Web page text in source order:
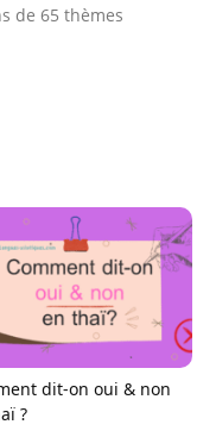
de 65 thèmes
dit-on oui & non
?